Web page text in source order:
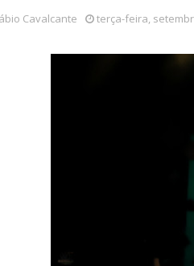
Cavalcante terça-feira,